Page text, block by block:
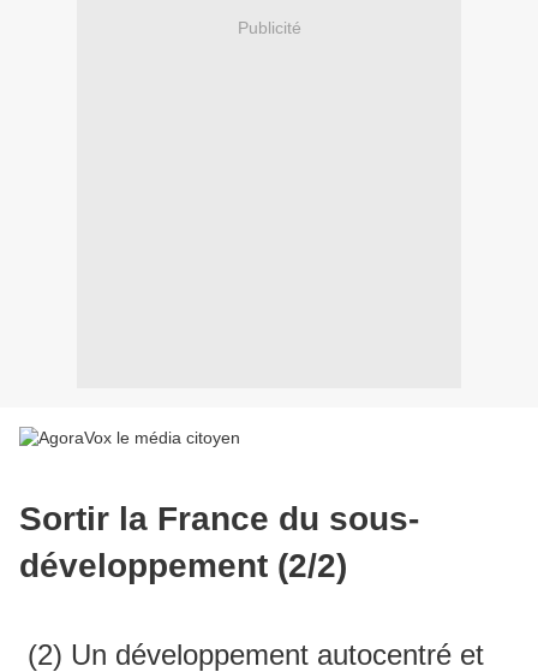
Publicité
Sortir la France du sous-
développement (2/2)
(2) Un développement autocentré et